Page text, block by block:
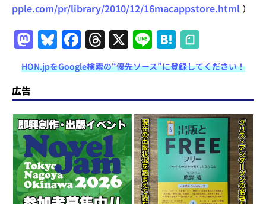
pple.com/pr/library/2010/12/16macappstore.html ）
M
a
st
o
d
o
n
Bl
u
e
s
k
y
F
a
c
e
b
o
o
k
T
h
re
a
d
s
X Li
n
e
H
at
e
n
a
HON.jpをGoogle検索の“優先ソース”に登録してください！
広告